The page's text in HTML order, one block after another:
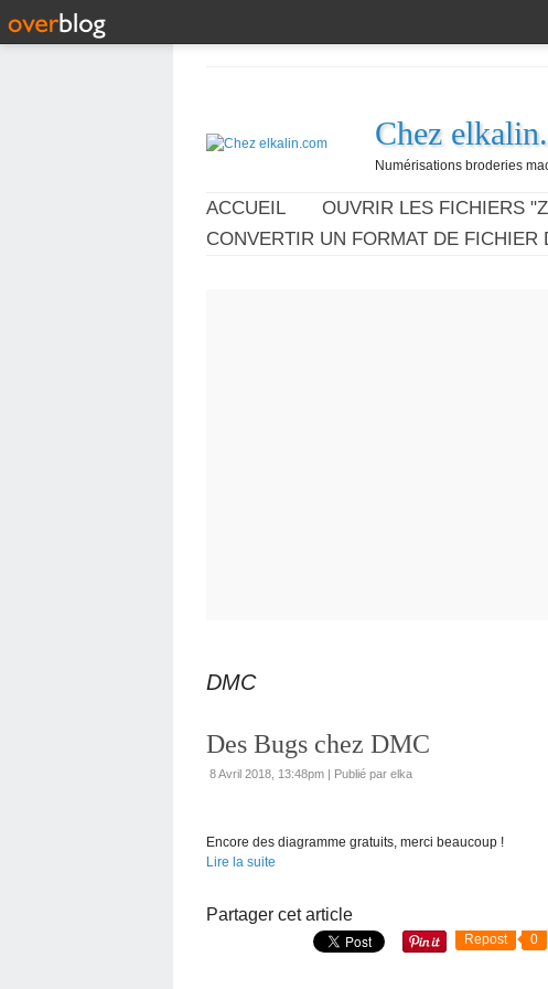
Chez
Numérisations broderies
ACCUEIL OUVRIR LES FICHIERS
CONVERTIR UN FORMAT DE FICHIER
DMC
Des Bugs chez DMC
8 Avril 2018, 13:48pm | Publié par elka
Encore des diagramme gratuits, merci beaucoup !
Lire la suite
Partager cet article
Repost 0